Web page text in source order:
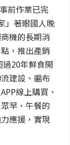
前作業已完
」著眼國人晚
機的長期消
，推出產銷
20年鮮食開
建設、遍布
線上購買、
早、午餐的
應援，實現